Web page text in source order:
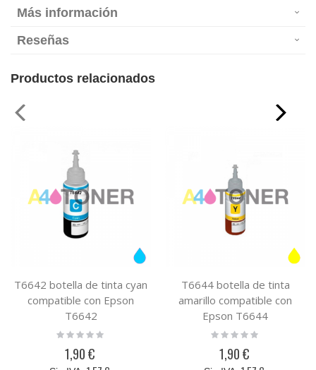
Más información
Reseñas
Productos relacionados
T6642 botella de tinta cyan
compatible con Epson
T6642
Rating:
1,90 €
T6644 botella de tinta
amarillo compatible con
Epson T6644
Rating:
1,90 €